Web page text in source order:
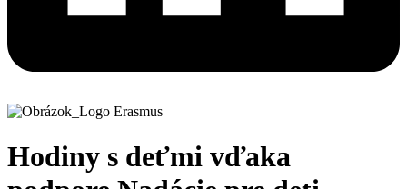
Hodiny s deťmi vďaka